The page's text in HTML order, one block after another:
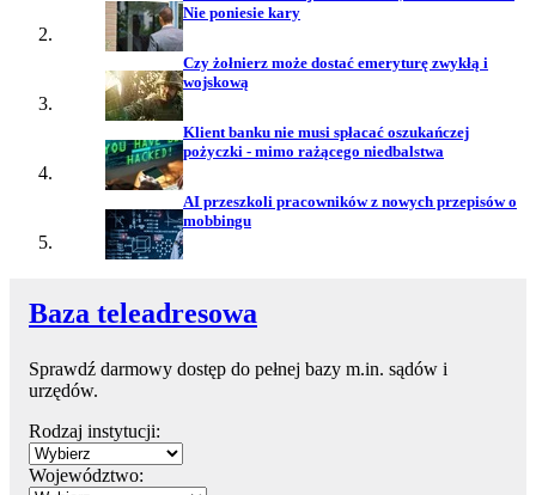
Nie poniesie kary
Czy żołnierz może dostać emeryturę zwykłą i
wojskową
Klient banku nie musi spłacać oszukańczej
pożyczki - mimo rażącego niedbalstwa
AI przeszkoli pracowników z nowych przepisów o
mobbingu
Baza teleadresowa
Sprawdź darmowy dostęp do pełnej bazy m.in. sądów i
urzędów.
Rodzaj instytucji:
Województwo: